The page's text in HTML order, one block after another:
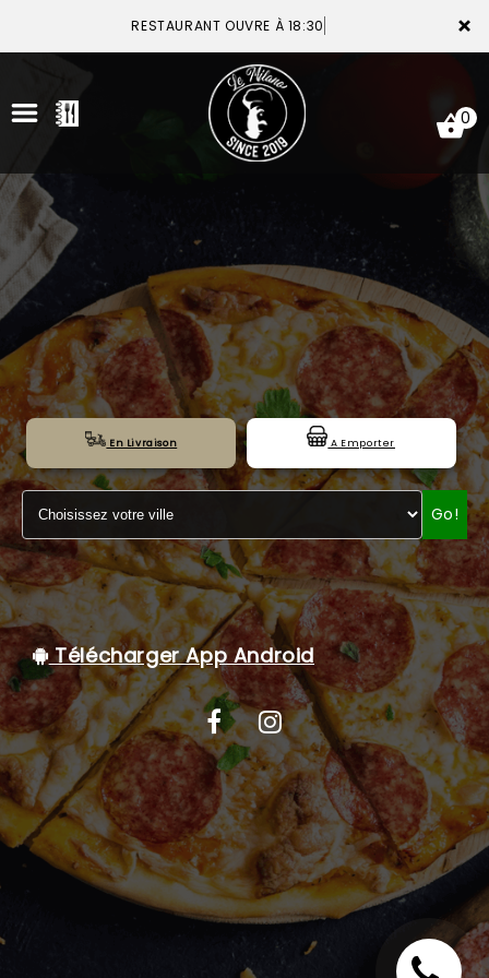
×
RESTAURANT OUVRE À 18:30
ACCUEIL
LA CARTE
VOTRE COMPTE
NOTRE RESTAURANT
VOS AVIS
MENTIONS LÉGALES
C.G.V
0
En Livraison A Emporter
Go!
Télécharger App Android